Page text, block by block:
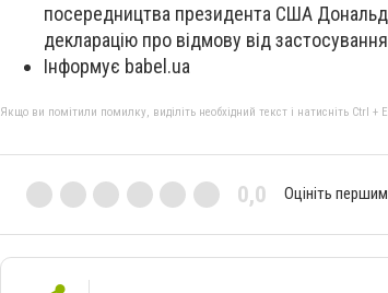
посередництва президента США
декларацію про відмову від
Інформує babel.ua
Якщо ви помітили помилку, виділіть необхідний текст і натисніть Ctrl +
0,0 Оцініть першим